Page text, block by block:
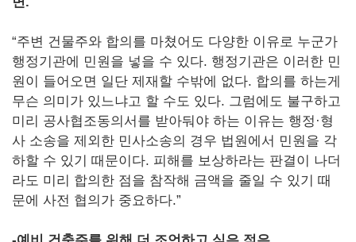
“주변 건물주와 합의를 마쳤어도 다양한 이유로 누군가
행정기관에 민원을 넣을 수 있다. 행정기관은 이러한 민
원이 들어오면 일단 제재할 수밖에 없다. 합의를 하는게
무슨 의미가 있느냐고 할 수도 있다. 그럼에도 불구하고
미리 공사협조동의서를 받아둬야 하는 이유는 행정·형
사 소송을 제외한 민사소송의 경우 법원에서 민원을 각
하할 수 있기 때문이다. 피해를 보상하라는 판결이 나더
라도 미리 합의한 점을 참작해 금액을 줄일 수 있기 때
문에 사전 협의가 중요하다.”